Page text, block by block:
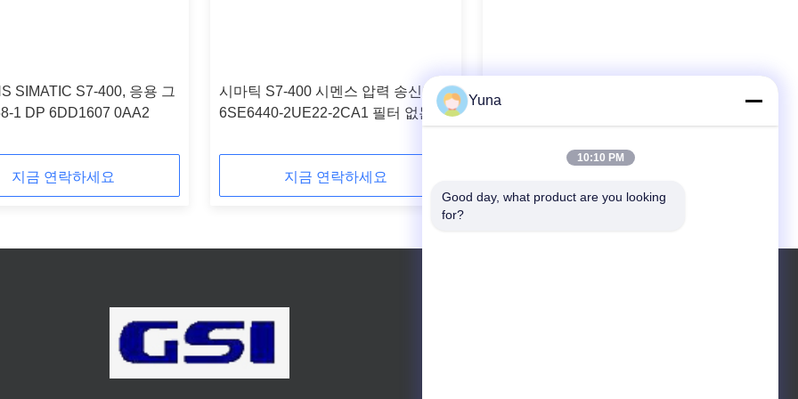
SIMATIC S7-400, 응용 그
1 DP 6DD1607 0AA2
지금 연락하세요
시마틱 S7-400 시멘스 압력 송신기
6SE6440-2UE22-2CA1 필터 없는 마
지금 연락하세요
Yuna
10:10 PM
Good day, what product are you looking
for?